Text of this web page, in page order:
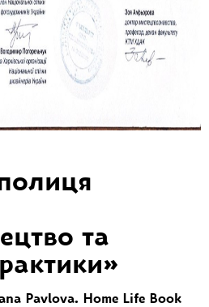
та
Pavlova. Home Life Book